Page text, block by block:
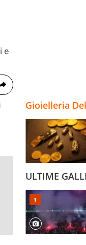
e
Gioielleria
ULTIME